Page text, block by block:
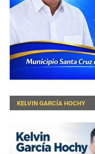
KELVIN GARCÍA HOCHY